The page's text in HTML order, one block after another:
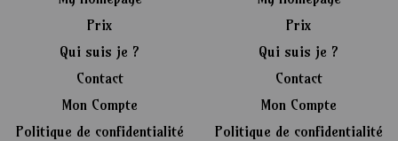
Prix
Qui suis je ?
Contact
Mon Compte
Politique de confidentialité
Prix
Qui suis je ?
Contact
Mon Compte
Politique de confidentialité